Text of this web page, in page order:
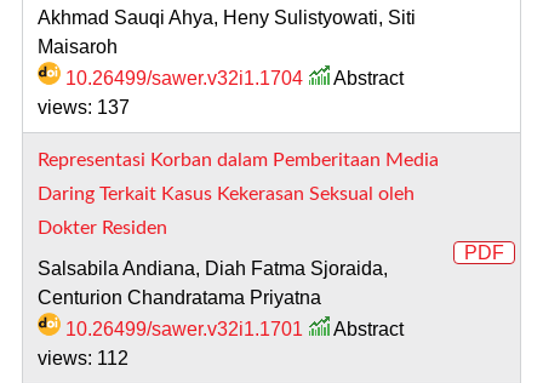
Akhmad Sauqi Ahya, Heny Sulistyowati, Siti
Maisaroh
10.26499/sawer.v32i1.1704
Abstract
views: 137
Representasi Korban dalam Pemberitaan Media
Daring Terkait Kasus Kekerasan Seksual oleh
Dokter Residen
Salsabila Andiana, Diah Fatma Sjoraida,
Centurion Chandratama Priyatna
10.26499/sawer.v32i1.1701
Abstract
views: 112
PDF